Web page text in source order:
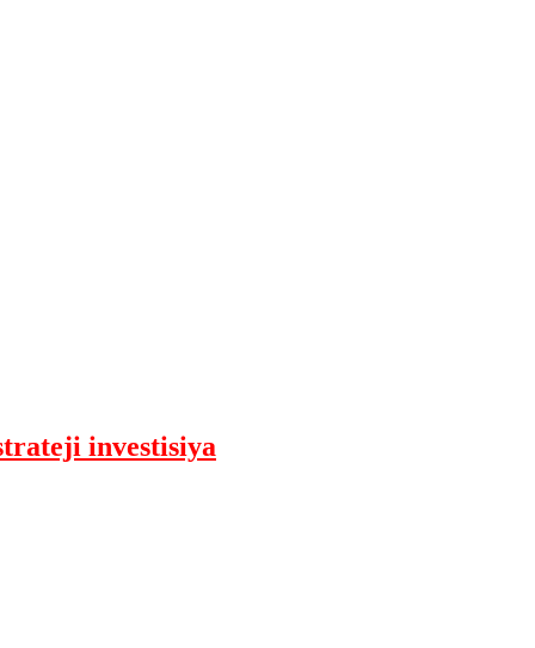
investisiya